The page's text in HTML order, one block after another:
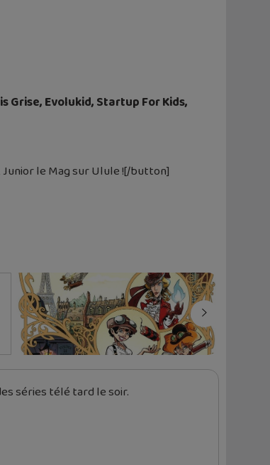
Grise, Evolukid, Startup For Kids,
le Mag sur Ulule ![/button]
séries télé tard le soir.